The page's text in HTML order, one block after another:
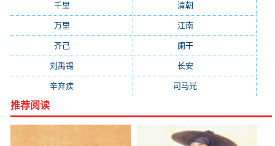
千里 清朝
万里 江南(805)
齐己(781) 阑干(723)
刘禹锡 长安(695)
辛弃疾 司马光
推荐阅读